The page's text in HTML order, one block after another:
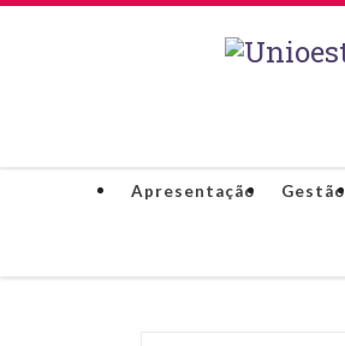
Apresentação Gestão